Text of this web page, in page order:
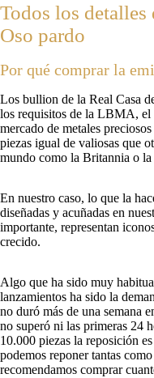
Todos los detalles
Oso pardo
Por qué comprar la
Los bullion de la Real Casa
los requisitos de la LBMA, el
mercado de metales
piezas igual de valiosas que
mundo como la Britannia o
En nuestro caso, lo que la
diseñadas y acuñadas en
importante, representan
crecido.
Algo que ha sido muy
lanzamientos ha sido la
no duró más de una semana
no superó ni las primeras 24
10.000 piezas la reposición
podemos reponer tantas
recomendamos comprar